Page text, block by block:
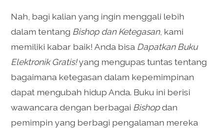
Nah, bagi kalian yang ingin menggali lebih
dalam tentang Bishop dan Ketegasan, kami
memiliki kabar baik! Anda bisa Dapatkan Buku
Elektronik Gratis!yang mengupas tuntas tentang
bagaimana ketegasan dalam kepemimpinan
dapat mengubah hidup Anda. Buku ini berisi
wawancara dengan berbagai Bishopdan
pemimpin yang berbagi pengalaman mereka